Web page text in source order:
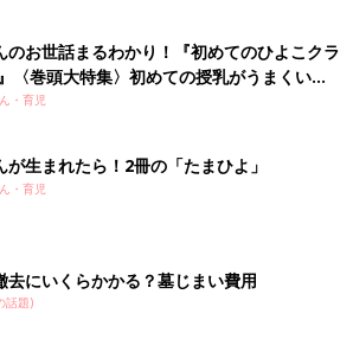
のお世話まるわかり！『初めてのひよこクラ
〈巻頭大特集〉初めての授乳がうまくい
ぱい・ミルクの基本と夏のトラブル 解決テ
・育児
が生まれたら！2冊の「たまひよ」
・育児
去にいくらかかる？墓じまい費用
話題)